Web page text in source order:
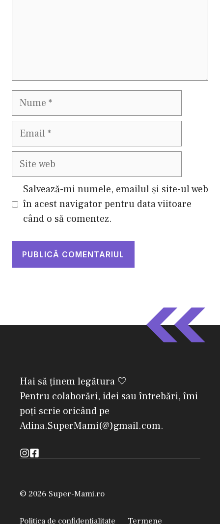
Nume
Email
Site
Salvează-mi numele, emailul și site-ul web
în acest navigator pentru data viitoare
când o să comentez.
Hai să ținem legătura 🤍
Pentru colaborări, idei sau întrebări, îmi
poți scrie oricând pe
Adina.SuperMami(@)gmail.com.
© 2026 Super-Mami.ro
Politica de confidențialitate Termene